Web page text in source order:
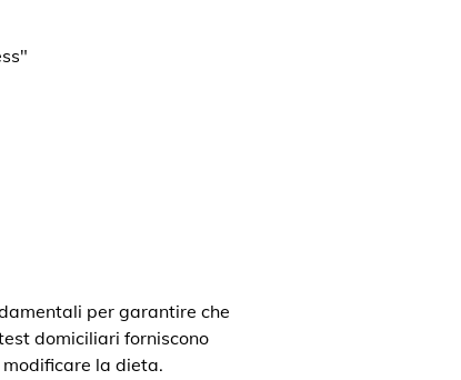
per garantire che
domiciliari forniscono
la dieta.